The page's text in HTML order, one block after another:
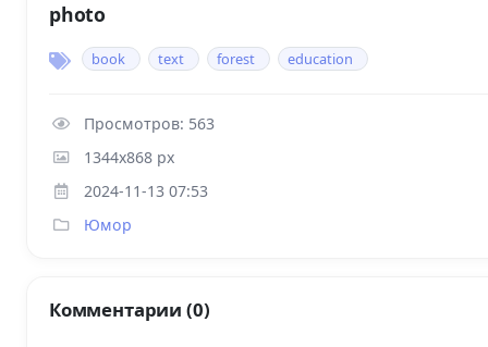
photo
book text forest education
Просмотров: 563
1344x868 px
2024-11-13 07:53
Юмор
Комментарии (0)